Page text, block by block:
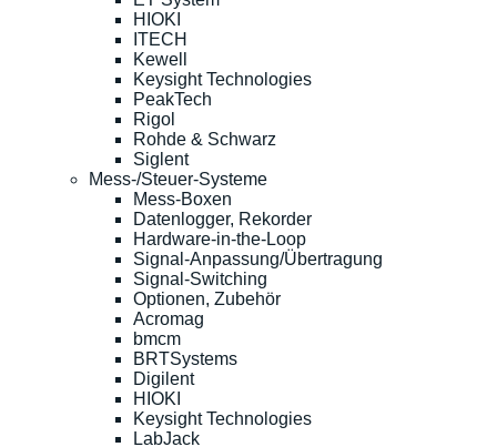
HIOKI
ITECH
Kewell
Keysight Technologies
PeakTech
Rigol
Rohde & Schwarz
Siglent
Mess-/Steuer-Systeme
Mess-Boxen
Datenlogger, Rekorder
Hardware-in-the-Loop
Signal-Anpassung/Übertragung
Signal-Switching
Optionen, Zubehör
Acromag
bmcm
BRTSystems
Digilent
HIOKI
Keysight Technologies
LabJack